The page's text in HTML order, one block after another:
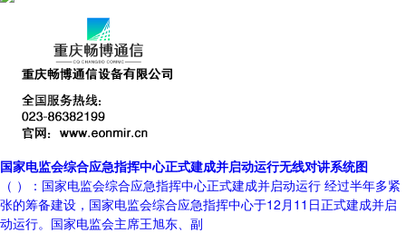
国家电监会综合应急指挥中心正式建成并启动运行无线对讲系统图
（ ）：国家电监会综合应急指挥中心正式建成并启动运行 经过半年多紧
张的筹备建设，国家电监会综合应急指挥中心于12月11日正式建成并启
动运行。国家电监会主席王旭东、副